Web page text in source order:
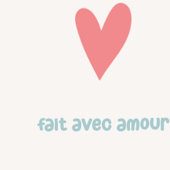
Fait avec amour